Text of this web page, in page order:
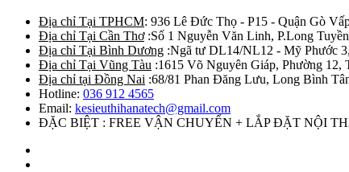
Địa chỉ Tại TPHCM: 936 Lê Đức Thọ - P15 - Quận Gò
Địa chỉ Tại Cần Thơ:Số 1 Nguyễn Văn Linh, P.Long
Địa chỉ Tại Bình Dương :Ngã tư DL14/NL12 - Mỹ Phước
Địa chỉ Tại Vũng Tàu :1615 Võ Nguyên Giáp, Phường 12,
Địa chỉ tại Đồng Nai :68/81 Phan Đăng Lưu, Long Bình
Hotline: 036 912 4565
Email: kesieuthihanatech@gmail.com
ĐẶC BIỆT : FREE VẬN CHUYỂN + LẮP ĐẶT NỘI